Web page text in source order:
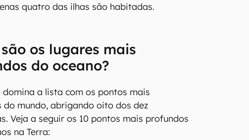
quatro das ilhas são habitadas.
os lugares mais
do oceano?
domina a lista com os pontos mais
do mundo, abrigando oito dos dez
Veja a seguir os 10 pontos mais profundos
na Terra: